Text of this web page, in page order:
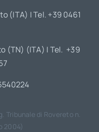
(ITA) | Tel. +39 0461
(TN) (ITA) | Tel. +39
di Rovereto n.
2004)